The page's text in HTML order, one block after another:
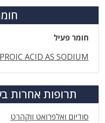
חומר פעיל
ACID AS SODIUM
תרופות אחרות
סודיום ואלפרואט ווקהרט